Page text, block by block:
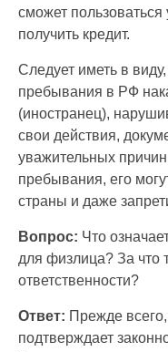
сможет пользоваться
получить кредит.
Следует иметь в
пребывания в РФ
(иностранец),
свои действия,
уважительных
пребывания, его
страны и даже
Вопрос: Что
для физлица? За что
ответственности?
Ответ: Прежде
подтверждает